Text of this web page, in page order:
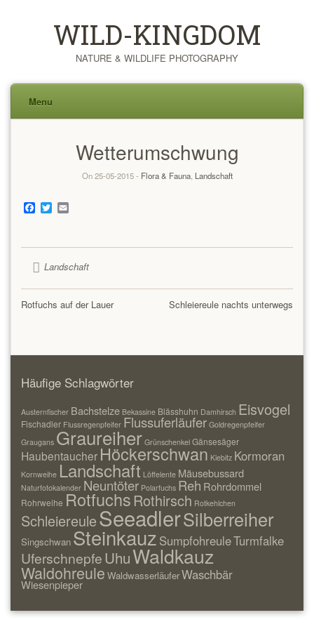
WILD-KINGDOM
NATURE & WILDLIFE PHOTOGRAPHY
Menu
Wetterumschwung
On 25-05-2015 - Flora & Fauna, Landschaft
Facebook
TwitterEmail
Landschaft
Schleiereule nachts unterwegs
Rotfuchs auf der Lauer
Häufige Schlagwörter
Austernfischer Bachstelze Bekassine Blässhuhn Damhirsch Eisvogel
Fischadler Flussregenpfeifer Flussuferläufer Goldregenpfeifer
Graugans Graureiher Grünschenkel Gänsesäger
Haubentaucher Höckerschwan Kiebitz Kormoran
Kornweihe Landschaft Löffelente Mäusebussard
Naturfotokalender Neuntöter Polarfuchs Reh Rohrdommel
Rohrweihe Rotfuchs Rothirsch Rotkehlchen
SchleiereuleSeeadlerSilberreiher
Singschwan Steinkauz SumpfohreuleTurmfalke
UferschnepfeUhuWaldkauz
Waldohreule WaldwasserläuferWaschbär
Wiesenpieper